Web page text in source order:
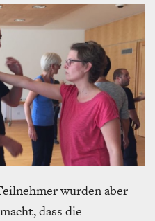
wurden aber
dass die